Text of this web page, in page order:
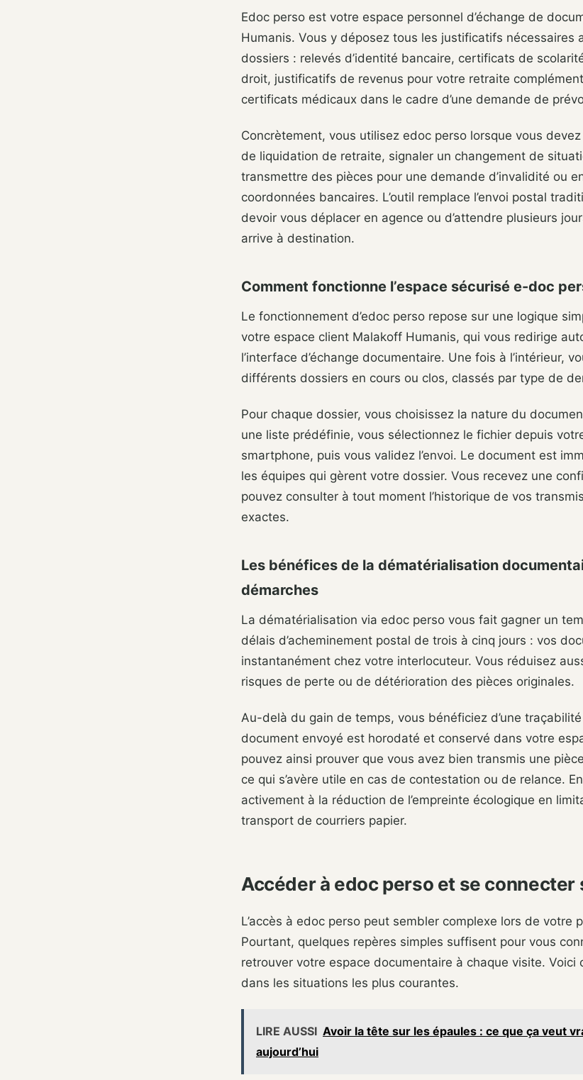
Edoc perso est votre espace personnel d’échange de
Humanis. Vous y déposez tous les justificatifs nécessaires
dossiers : relevés d’identité bancaire, certificats de
droit, justificatifs de revenus pour votre retraite
certificats médicaux dans le cadre d’une demande de
Concrètement, vous utilisez edoc perso lorsque vous
de liquidation de retraite, signaler un changement de
transmettre des pièces pour une demande d’invalidité ou
coordonnées bancaires. L’outil remplace l’envoi postal
devoir vous déplacer en agence ou d’attendre plusieurs
arrive à destination.
Comment fonctionne l’espace sécurisé e-doc
Le fonctionnement d’edoc perso repose sur une logique
votre espace client Malakoff Humanis, qui vous redirige
l’interface d’échange documentaire. Une fois à l’intérieur,
différents dossiers en cours ou clos, classés par type de
Pour chaque dossier, vous choisissez la nature du
une liste prédéfinie, vous sélectionnez le fichier depuis
smartphone, puis vous validez l’envoi. Le document est
les équipes qui gèrent votre dossier. Vous recevez une
pouvez consulter à tout moment l’historique de vos
exactes.
Les bénéfices de la dématérialisation
démarches
La dématérialisation via edoc perso vous fait gagner un
délais d’acheminement postal de trois à cinq jours : vos
instantanément chez votre interlocuteur. Vous réduisez
risques de perte ou de détérioration des pièces originales.
Au-delà du gain de temps, vous bénéficiez d’une
document envoyé est horodaté et conservé dans votre
pouvez ainsi prouver que vous avez bien transmis une
ce qui s’avère utile en cas de contestation ou de relance.
activement à la réduction de l’empreinte écologique en
transport de courriers papier.
Accéder à edoc perso et se
L’accès à edoc perso peut sembler complexe lors de votre
Pourtant, quelques repères simples suffisent pour vous
retrouver votre espace documentaire à chaque visite. Voici
dans les situations les plus courantes.
LIRE AUSSI Avoir la tête sur les épaules : ce que ça veut
aujourd’hui